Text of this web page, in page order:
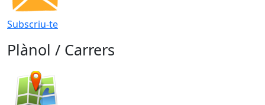
Subscriu-te
Plànol / Carrers